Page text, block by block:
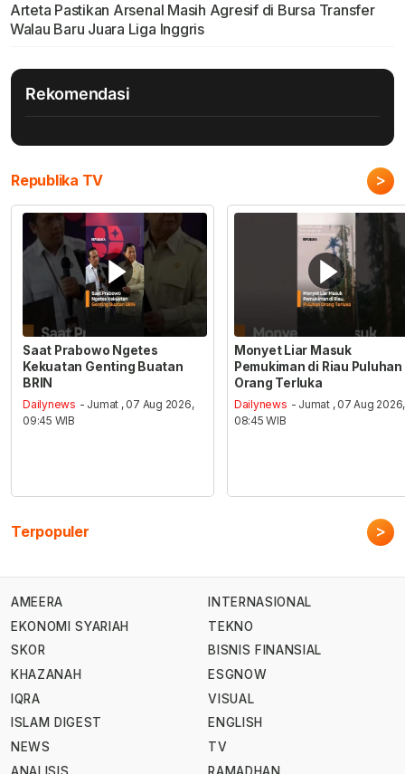
Arteta Pastikan Arsenal Masih Agresif di Bursa Transfer
Walau Baru Juara Liga Inggris
Rekomendasi
Republika TV >
Saat Prabowo Ngetes
Kekuatan Genting Buatan
BRIN
Dailynews - Jumat , 07 Aug 2026,
09:45 WIB
Monyet Liar Masuk
Pemukiman di Riau Puluhan
Orang Terluka
Dailynews - Jumat , 07 Aug 2026,
08:45 WIB
Terpopuler >
AMEERA
EKONOMI SYARIAH
SKOR
KHAZANAH
IQRA
ISLAM DIGEST
NEWS
ANALISIS
INTERNASIONAL
TEKNO
BISNIS FINANSIAL
ESGNOW
VISUAL
ENGLISH
TV
RAMADHAN